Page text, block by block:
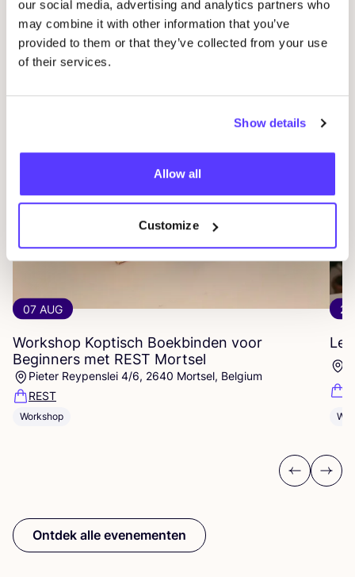
our social media, advertising and analytics partners who
may combine it with other information that you’ve
provided to them or that they’ve collected from your use
of their services.
Show details
Allow all
Customize
Gerelateerde evenementen
07 AUG
Workshop Koptisch Boekbinden voor
Beginners met REST Mortsel
Pieter Reypenslei 4/6, 2640 Mortsel, Belgium
REST
Workshop
27
Previous
Next
Ontdek alle evenementen